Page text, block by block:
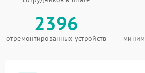
2396
отремонтированных устройств